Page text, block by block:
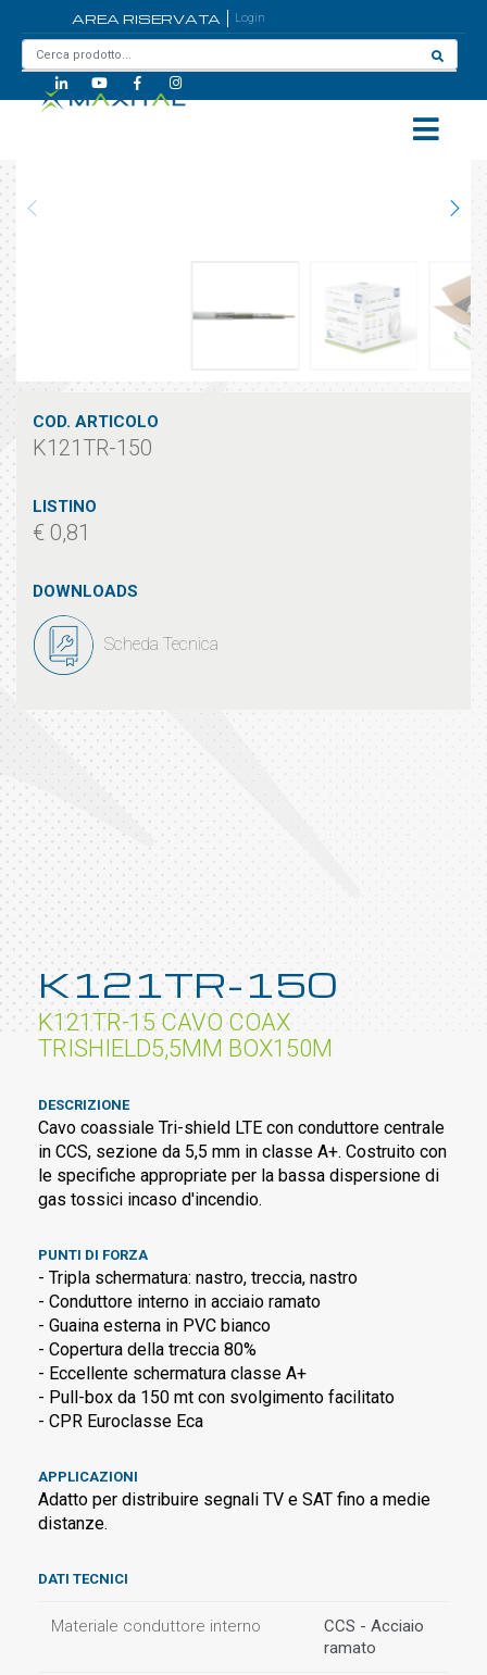
AREA RISERVATA Login
COD. ARTICOLO
K121TR-150
LISTINO
€ 0,81
DOWNLOADS
Scheda Tecnica
K121TR-150
K121TR-15 CAVO COAX
TRISHIELD5,5MM BOX150M
DESCRIZIONE
Cavo coassiale Tri-shield LTE con conduttore centrale
in CCS, sezione da 5,5 mm in classe A+. Costruito con
le specifiche appropriate per la bassa dispersione di
gas tossici incaso d'incendio.
PUNTI DI FORZA
- Tripla schermatura: nastro, treccia, nastro
- Conduttore interno in acciaio ramato
- Guaina esterna in PVC bianco
- Copertura della treccia 80%
- Eccellente schermatura classe A+
- Pull-box da 150 mt con svolgimento facilitato
- CPR Euroclasse Eca
APPLICAZIONI
Adatto per distribuire segnali TV e SAT fino a medie
distanze.
DATI TECNICI
Materiale conduttore interno
CCS - Acciaio
ramato